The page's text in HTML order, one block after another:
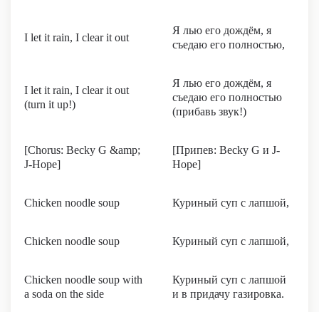
I let it rain, I clear it out
Я лью его дождём, я
съедаю его полностью,
I let it rain, I clear it out
(turn it up!)
Я лью его дождём, я
съедаю его полностью
(прибавь звук!)
[Chorus: Becky G &amp;
J-Hope]
[Припев: Becky G и J-
Hope]
Chicken noodle soup Куриный суп с лапшой,
Chicken noodle soup Куриный суп с лапшой,
Chicken noodle soup with
a soda on the side
Куриный суп с лапшой
и в придачу газировка.